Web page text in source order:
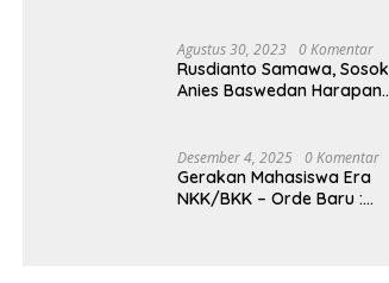
Agraria
Agustus 30, 2023 0 Komentar
Rusdianto Samawa, Sosok
Anies Baswedan Harapan
Desember 4, 2025 0 Komentar
Gerakan Mahasiswa Era
NKK/BKK – Orde Baru :